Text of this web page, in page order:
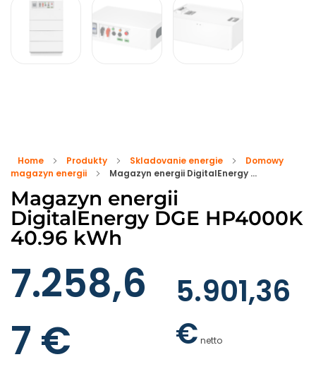
Home Produkty Skladovanie energie
Domowy
magazyn energii
Magazyn energii DigitalEnergy ...
Magazyn energii
DigitalEnergy DGE HP4000K
40.96 kWh
7.258,6
7 €
5.901,36
€ netto